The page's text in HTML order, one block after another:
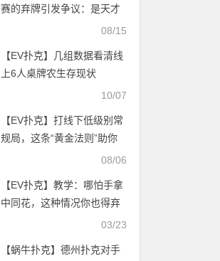
赛的弃牌引发争议：是天才
08/15
【EV扑克】几组数据看清线
上6人桌牌农生存现状
10/07
【EV扑克】打线下低级别常
规局，这条“黄金法则”助你
08/06
【EV扑克】教学：哪怕手拿
中同花，这种情况你也得弃
03/23
【蜗牛扑克】德州扑克对手